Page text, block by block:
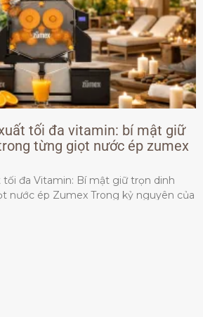
tối đa vitamin: bí mật giữ
từng giọt nước ép zumex
đa Vitamin: Bí mật giữ trọn dinh
nước ép Zumex Trong kỷ nguyên của